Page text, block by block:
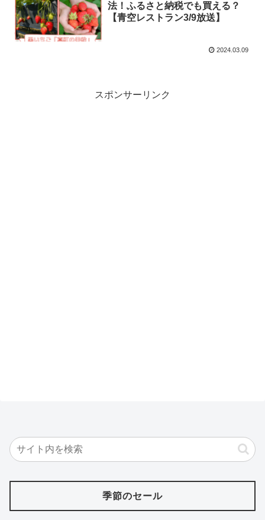
法！ふるさと納税でも買える？
【青空レストラン3/9放送】
2024.03.09
スポンサーリンク
季節のセール